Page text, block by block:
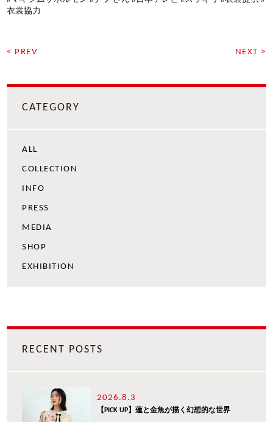
衣裳協力
< PREV NEXT >
CATEGORY
ALL
COLLECTION
INFO
PRESS
MEDIA
SHOP
EXHIBITION
RECENT POSTS
2026.8.3
【PICK UP】蓮と金魚が描く幻想的な世界